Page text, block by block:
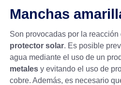
Manchas
Son provocadas por la reacción
protector solar. Es posible
agua mediante el uso de un
metales y evitando el uso de
cobre. Además, es necesario